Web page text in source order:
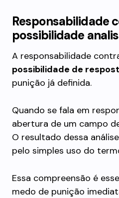
Responsabilidade
possibilidade
A responsabilidade
possibilidade de
punição já definida.
Quando se fala em
abertura de um campo
O resultado dessa
pelo simples uso do
Essa compreensão é
medo de punição